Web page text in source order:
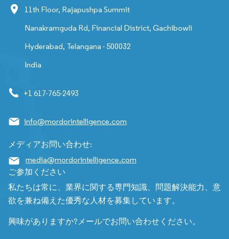
11th Floor, Rajapushpa Summit
Nanakramguda Rd, Financial District, Gachibowli
Hyderabad, Telangana - 500032
India
+1 617-765-2493
info@mordorintelligence.com
メディアお問い合わせ:
media@mordorintelligence.com
ご参加ください
私たちは常に、業界に関する専門知識、問題解決能力、意
欲を兼ね備えた優秀な人材を募集しています。
興味がありますか?メールでお問い合わせください。